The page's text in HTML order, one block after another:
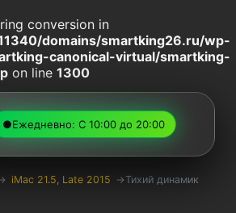
conversion in
domains/smartking26.ru/wp-
canonical-virtual/smartking-
on line 1300
●Ежедневно: С 10:00 до 20:00
iMac 21.5, Late 2015 →Тихий динамик